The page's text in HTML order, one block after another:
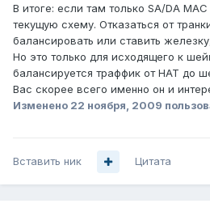
В итоге: если там только SA/DA
текущую схему. Отказаться от
балансировать или ставить
Но это только для исходящего к
балансируется траффик от НАТ до
Вас скорее всего именно он и
Изменено 22 ноября, 2009
Вставить ник Цитата